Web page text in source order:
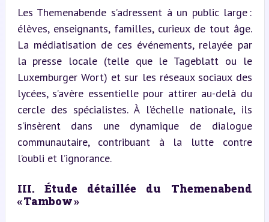
Les Themenabende s’adressent à un public large :
élèves, enseignants, familles, curieux de tout âge.
La médiatisation de ces événements, relayée par
la presse locale (telle que le Tageblatt ou le
Luxemburger Wort) et sur les réseaux sociaux des
lycées, s’avère essentielle pour attirer au-delà du
cercle des spécialistes. À l’échelle nationale, ils
s’insèrent dans une dynamique de dialogue
communautaire, contribuant à la lutte contre
l’oubli et l’ignorance.
III. Étude détaillée du Themenabend
« Tambow »